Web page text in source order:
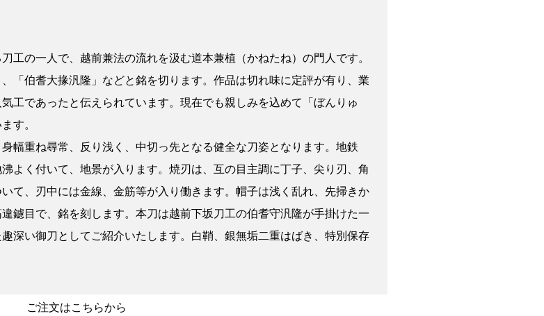
工の一人で、越前兼法の流れを汲む道本兼植（かねたね）の門人です。
「伯耆大掾汎隆」などと銘を切ります。作品は切れ味に定評が有り、業
工であったと伝えられています。現在でも親しみを込めて「ぼんりゅ
す。
幅重ね尋常、反り浅く、中切っ先となる健全な刀姿となります。地鉄
よく付いて、地景が入ります。焼刃は、互の目主調に丁子、尖り刃、角
て、刃中には金線、金筋等が入り働きます。帽子は浅く乱れ、先掃きか
鑢目で、銘を刻します。本刀は越前下坂刀工の伯耆守汎隆が手掛けた一
深い御刀としてご紹介いたします。白鞘、銀無垢二重はばき、特別保存
ご注文はこちらから